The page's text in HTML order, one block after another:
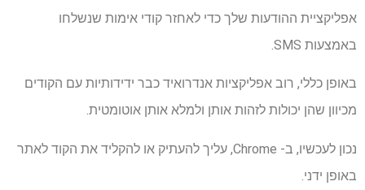
אפליקציית ההודעות שלך כדי לאחזר קודי אימות שנשלחו
באמצעות SMS.
באופן כללי, רוב אפליקציות אנדרואיד כבר ידידותיות עם הקודים
מכיוון שהן יכולות לזהות אותן ולמלא אותן אוטומטית.
נכון לעכשיו, ב- Chrome, עליך להעתיק או להקליד את הקוד לאתר
באופן ידני.